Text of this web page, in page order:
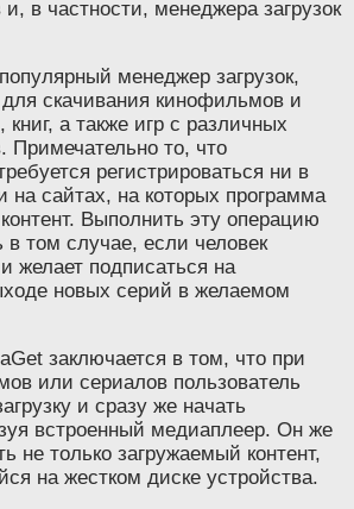
и, в частности, менеджера загрузок
менеджер загрузок,
скачивания кинофильмов и
а также игр с различных
Примечательно то, что
регистрироваться ни в
на сайтах, на которых программа
Выполнить эту операцию
в том случае, если человек
желает подписаться на
новых серий в желаемом
заключается в том, что при
или сериалов пользователь
и сразу же начать
встроенный медиаплеер. Он же
не только загружаемый контент,
на жестком диске устройства.